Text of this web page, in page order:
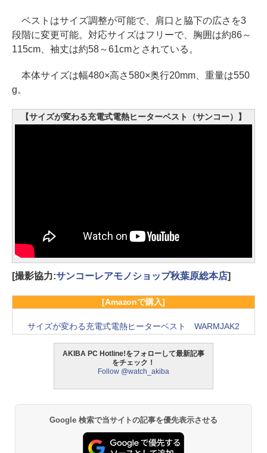
ベストはサイズ調整が可能で、肩口と脇下の広さを3
段階に変更可能。対応サイズはフリーで、胸囲は約86～
115cm、袖丈は約58～61cmとされている。
本体サイズは幅480×高さ580×奥行20mm、重量は550
g。
【サイズが変わる充電式電熱ヒーターベスト（サンコー）】
[撮影協力:サンコーレアモノショップ秋葉原総本店]
[Amazonで購入]
サイズが変わる充電式電熱ヒーターベスト WARMJAK2
AKIBA PC Hotline!をフォローして最新記事
をチェック！
Follow @watch_akiba
Google 検索で当サイトの記事を優先表示させる